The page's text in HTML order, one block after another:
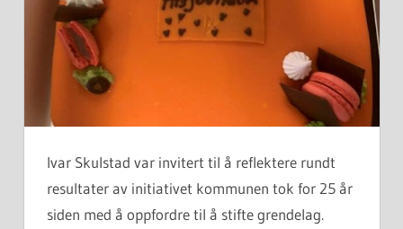
Ivar Skulstad var invitert til å reflektere rundt
resultater av initiativet kommunen tok for 25 år
siden med å oppfordre til å stifte grendelag.